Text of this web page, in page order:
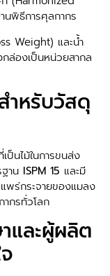
นพิธีการศุลกากร
Weight) และน้ำ
ล่องเป็นหน่วยสากล
ำหรับวัสดุ
ป็นไม้ในการขนส่ง
าน ISPM 15 และมี
พร่กระจายของแมลง
กรทั่วโลก
และผู้ผลิต